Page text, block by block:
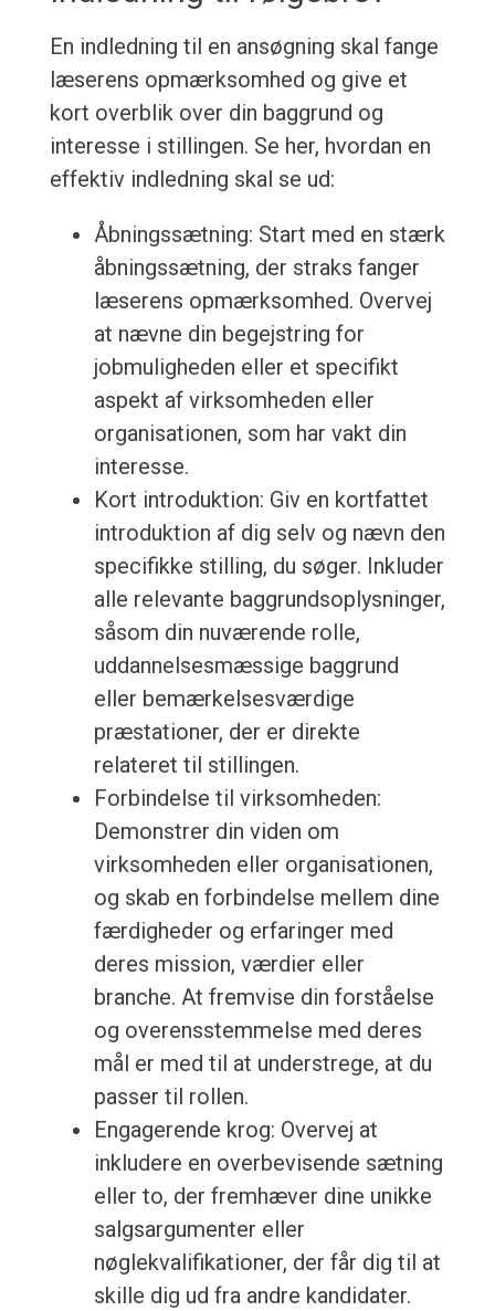
En indledning til en ansøgning skal fange
læserens opmærksomhed og give et
kort overblik over din baggrund og
interesse i stillingen. Se her, hvordan en
effektiv indledning skal se ud:
Åbningssætning: Start med en stærk
åbningssætning, der straks fanger
læserens opmærksomhed. Overvej
at nævne din begejstring for
jobmuligheden eller et specifikt
aspekt af virksomheden eller
organisationen, som har vakt din
interesse.
Kort introduktion: Giv en kortfattet
introduktion af dig selv og nævn den
specifikke stilling, du søger. Inkluder
alle relevante baggrundsoplysninger,
såsom din nuværende rolle,
uddannelsesmæssige baggrund
eller bemærkelsesværdige
præstationer, der er direkte
relateret til stillingen.
Forbindelse til virksomheden:
Demonstrer din viden om
virksomheden eller organisationen,
og skab en forbindelse mellem dine
færdigheder og erfaringer med
deres mission, værdier eller
branche. At fremvise din forståelse
og overensstemmelse med deres
mål er med til at understrege, at du
passer til rollen.
Engagerende krog: Overvej at
inkludere en overbevisende sætning
eller to, der fremhæver dine unikke
salgsargumenter eller
nøglekvalifikationer, der får dig til at
skille dig ud fra andre kandidater.